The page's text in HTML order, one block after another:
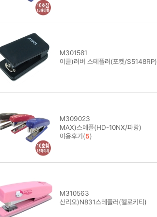
M301581
이글)러버 스테플러(포켓/S5148RP)
M309023
MAX)스테플(HD-10NX/파랑)
이용후기(5)
M310563
산리오)N831스테플러(헬로키티)